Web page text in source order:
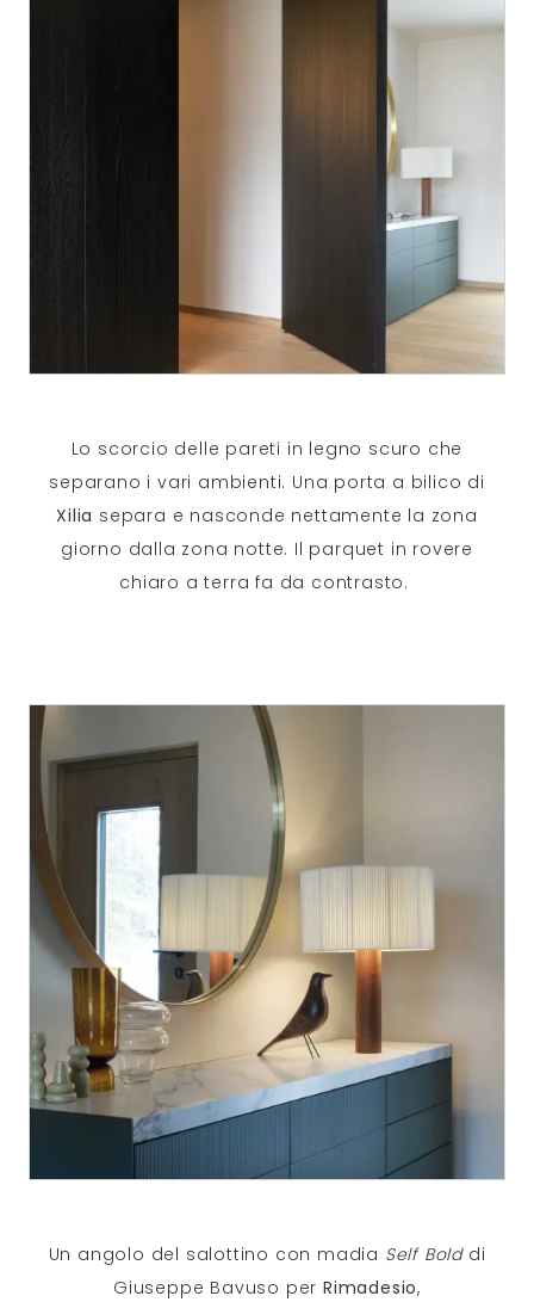
Lo scorcio delle pareti in legno scuro che
separano i vari ambienti. Una porta a bilico di
Xilia separa e nasconde nettamente la zona
giorno dalla zona notte. Il parquet in rovere
chiaro a terra fa da contrasto.
Un angolo del salottino con madia Self Bolddi
Giuseppe Bavuso per Rimadesio,